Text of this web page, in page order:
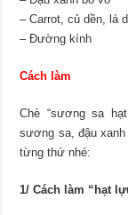
– Carrot, củ dền, lá
– Đường kính
Cách làm
Chè “sương sa
sương sa, đậu
từng thứ nhé:
1/ Cách làm “hạt